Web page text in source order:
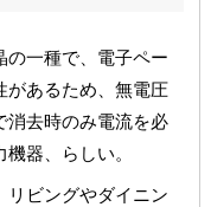
の一種で、電子ペー
があるため、無電圧
消去時のみ電流を必
器、らしい。
リビングやダイニン